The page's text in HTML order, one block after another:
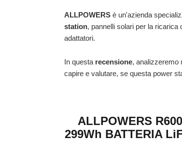
ALLPOWERS è un'azienda
station, pannelli solari per la
adattatori.
In questa recensione, analizzeremo
capire e valutare, se questa power
ALLPOWERS
299Wh BATTERIA